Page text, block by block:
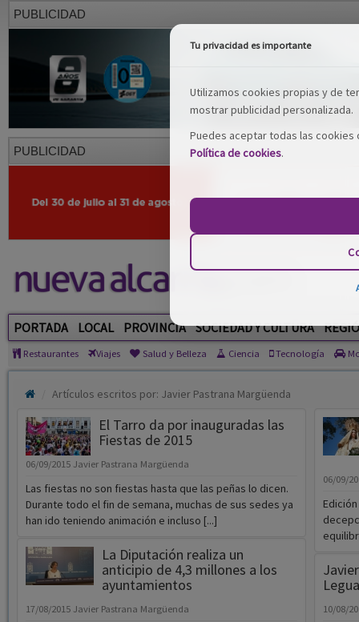
PUBLICIDAD
PUBLICIDAD
PORTADA LOCAL PROVINCIA SOCIEDAD Y CULTURA
Restaurantes Viajes Salud y Belleza Ciencia Tecnología
Artículos escritos por: Javier Pastrana Margüenda
El Tarro da por inauguradas las
Fiestas de 2015
06/09/2015 Javier Pastrana Margüenda
Las fiestas no son fiestas hasta que las peñas lo dicen.
Durante todo el fin de semana, muchas de sus sedes ya
han ido teniendo animación e incluso [...]
La Diputación realiza un
anticipio de 4,3 millones a los
ayuntamientos
17/08/2015 Javier Pastrana Margüenda
06/09/
10/08/
Tu privacidad es importante
Utilizamos cookies propias y de
mostrar publicidad personalizada.
Puedes aceptar todas las
Política de cookies.